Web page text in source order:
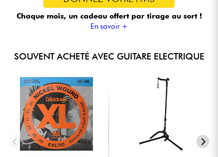
Chaque mois, un cadeau offert par tirage au sort !
En savoir +
SOUVENT ACHETÉ AVEC GUITARE ELECTRIQUE